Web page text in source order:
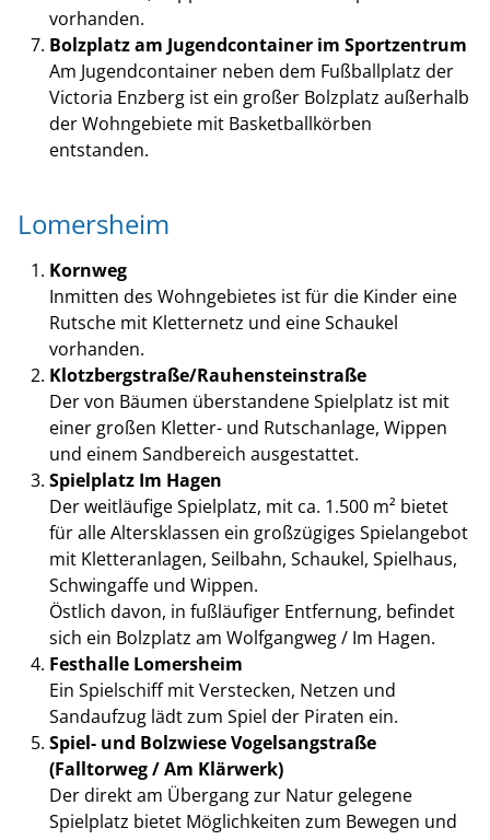
vorhanden.
Bolzplatz am Jugendcontainer im Sportzentrum
Am Jugendcontainer neben dem Fußballplatz der
Victoria Enzberg ist ein großer Bolzplatz außerhalb
der Wohngebiete mit Basketballkörben
entstanden.
Lomersheim
Kornweg
Inmitten des Wohngebietes ist für die Kinder eine
Rutsche mit Kletternetz und eine Schaukel
vorhanden.
Klotzbergstraße/Rauhensteinstraße
Der von Bäumen überstandene Spielplatz ist mit
einer großen Kletter- und Rutschanlage, Wippen
und einem Sandbereich ausgestattet.
Spielplatz Im Hagen
Der weitläufige Spielplatz, mit ca. 1.500 m² bietet
für alle Altersklassen ein großzügiges Spielangebot
mit Kletteranlagen, Seilbahn, Schaukel, Spielhaus,
Schwingaffe und Wippen.
Östlich davon, in fußläufiger Entfernung, befindet
sich ein Bolzplatz am Wolfgangweg / Im Hagen.
Festhalle Lomersheim
Ein Spielschiff mit Verstecken, Netzen und
Sandaufzug lädt zum Spiel der Piraten ein.
Spiel- und Bolzwiese Vogelsangstraße
(Falltorweg / Am Klärwerk)
Der direkt am Übergang zur Natur gelegene
Spielplatz bietet Möglichkeiten zum Bewegen und